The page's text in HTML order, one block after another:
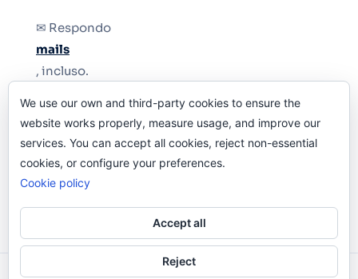
✉ Respondo
mails
, incluso.
Y si una persona no puede tener teléfono, que
le quiten el teléfono.
We use our own and third-party cookies to ensure the
website works properly, measure usage, and improve our
services. You can accept all cookies, reject non-essential
cookies, or configure your preferences.
Cookie policy
Accept all
Reject